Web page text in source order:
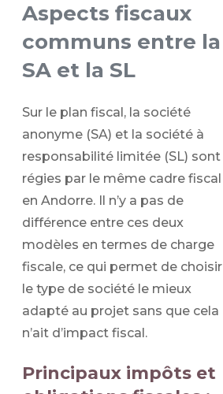
Aspects fiscaux
communs entre la
SA et la SL
Sur le plan fiscal, la société
anonyme (SA) et la société à
responsabilité limitée (SL) sont
régies par le même cadre fiscal
en Andorre. Il n’y a pas de
différence entre ces deux
modèles en termes de charge
fiscale, ce qui permet de choisir
le type de société le mieux
adapté au projet sans que cela
n’ait d’impact fiscal.
Principaux impôts et